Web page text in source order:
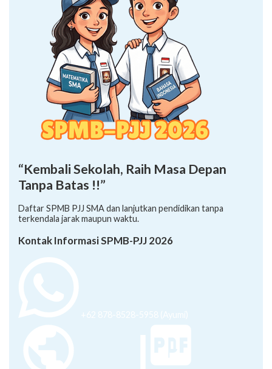
“Kembali Sekolah, Raih Masa Depan
Tanpa Batas !!”
Daftar SPMB PJJ SMA dan lanjutkan pendidikan tanpa
terkendala jarak maupun waktu.
Kontak Informasi SPMB-PJJ 2026
+62 878-8528-5958 (Ayumi)